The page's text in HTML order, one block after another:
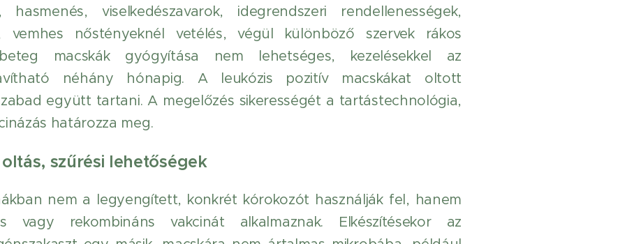
hasmenés, viselkedészavarok, idegrendszeri rendellenességek,
vemhes nőstényeknél vetélés, végül különböző szervek rákos
macskák gyógyítása nem lehetséges, kezelésekkel az
néhány hónapig. A leukózis pozitív macskákat oltott
együtt tartani. A megelőzés sikerességét a tartástechnológia,
határozza meg.
szűrési lehetőségek
nem a legyengített, konkrét kórokozót használják fel, hanem
vagy rekombináns vakcinát alkalmaznak. Elkészítésekor az